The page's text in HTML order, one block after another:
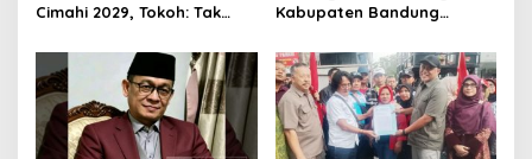
Cimahi 2029, Tokoh: Tak
Legitimasi Parpol
Kabupaten Bandung
Siap Tampung Dua Ribu
Siswa